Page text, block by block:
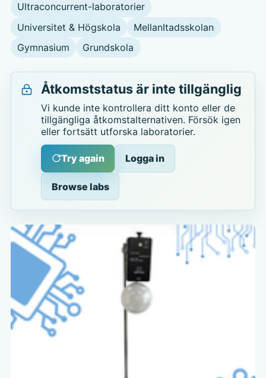
Ultraconcurrent-laboratorier
Universitet & Högskola
MellanItadsskolan
Gymnasium
Grundskola
Åtkomststatus är inte tillgänglig
Vi kunde inte kontrollera ditt konto eller de
tillgängliga åtkomstalternativen. Försök igen
eller fortsätt utforska laboratorier.
Try again Logga in
Browse labs